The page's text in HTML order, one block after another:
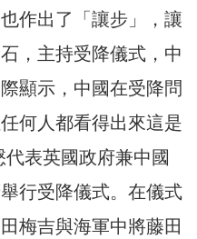
作出了「讓步」，讓
，主持受降儀式，中
顯示，中國在受降問
何人都看得出來這是
表英國政府兼中國
行受降儀式。在儀式
梅吉與海軍中將藤田